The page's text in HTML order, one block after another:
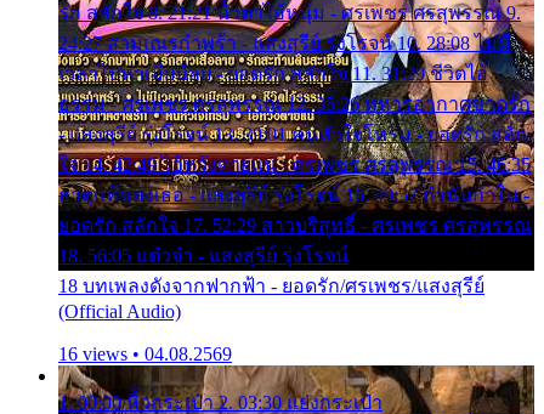
รัก สลักใจ 8. 21:21 น้ำตาไอ้หนุ่ม - ศรเพชร ศรสุพรรณ 9.
24:27 สามเณรกำพร้า - แสงสุรีย์ รุ่งโรจน์ 10. 28:08 ไม่มี
เวลาไปหาเมียน้อย - ยอดรัก สลักใจ 11. 31:29 ชีวิตไอ้
ธรรม - ศรเพชร ศรสุพรรณ 12. 35:26 ทหารอากาศขาดรัก
- แสงสุรีย์ รุ่งโรจน์ 13. 39:01 คนหัวใจโทรม - ยอดรัก สลัก
ใจ 14. 42:49 ไอ้หวังตายแน่ - ศรเพชร ศรสุพรรณ 15. 46:35
ธาตุแท้ของเธอ - แสงสุรีย์ รุ่งโรจน์ 16. 49:57 กำนันกำใน -
ยอดรัก สลักใจ 17. 52:29 สาวบริสุทธิ์ - ศรเพชร ศรสุพรรณ
18. 56:05 แต๋วจ๋า - แสงสุรีย์ รุ่งโรจน์
18 บทเพลงดังจากฟากฟ้า - ยอดรัก/ศรเพชร/แสงสุรีย์
(Official Audio)
16 views • 04.08.2569
1. 00:00 หิ้วกระเป๋า 2. 03:30 แย่งกระเป๋า